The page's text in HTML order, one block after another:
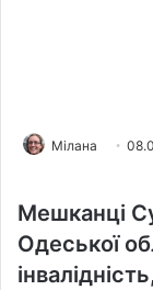
Мілана
Мешканці
Одеської